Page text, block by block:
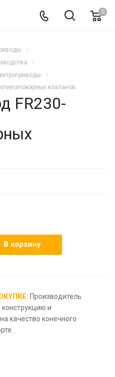
0
клапанов
FR230-
В корзину
Производитель
и
качество конечного